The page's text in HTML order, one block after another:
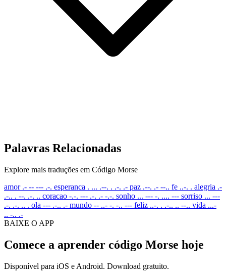
Palavras Relacionadas
Explore mais traduções em Código Morse
amor .- -- --- .-. esperanca . ... .--. . .-. .- paz .--. .- --.. fe ..-. . alegria .-
.-.. . --. .-. .. coracao -.-. --- .-. .- -.-. sonho ... --- -. .... --- sorriso ... ---
.-. .-. .. . ola --- .-.. .- mundo -- ..- -. -.. --- feliz ..-. . .-.. .. --.. vida ...-
.. -.. .-
BAIXE O APP
Comece a aprender código Morse hoje
Disponível para iOS e Android. Download gratuito.